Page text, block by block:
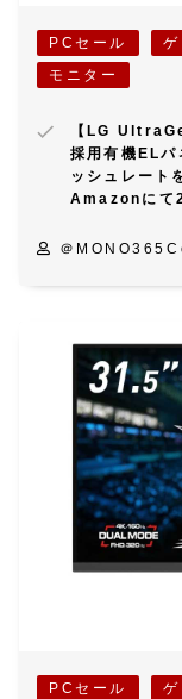
PCセール
モニター
【LG
採用有機EL
ッシュレート
Amazonにて
＠
PCセール